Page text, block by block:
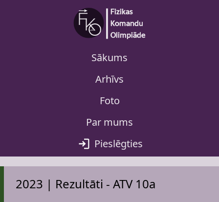
Sākums
Arhīvs
Foto
Par mums
Pieslēgties
2023 | Rezultāti - ATV 10a